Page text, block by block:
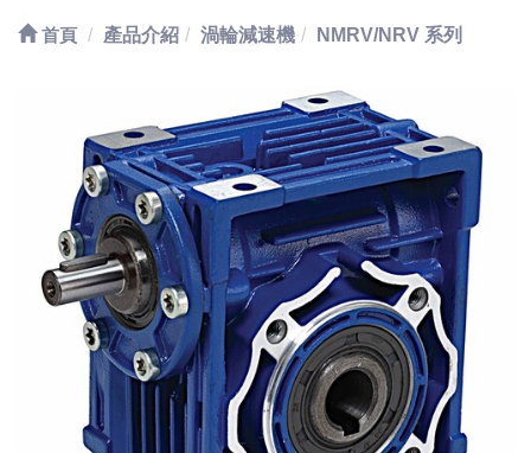
首頁 產品介紹 渦輪減速機 NMRV/NRV 系列